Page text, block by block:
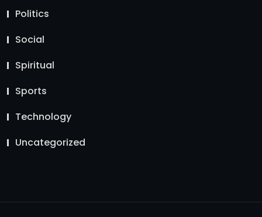
Politics
Social
Spiritual
Sports
Technology
Uncategorized